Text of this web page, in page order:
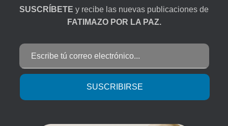
SUSCRÍBETE y recibe las nuevas publicaciones de
FATIMAZO POR LA PAZ.
SUSCRIBIRSE